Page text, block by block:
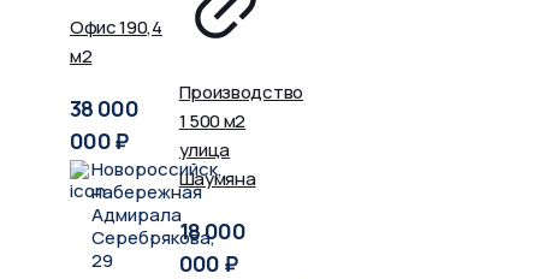
Офис 190,4
м2
38 000
000₽
Новороссийск,
набережная
Адмирала
Серебрякова,
29
Производство
1 500 м2
улица
Шаумяна
18 000
000 ₽